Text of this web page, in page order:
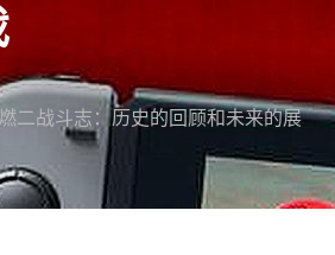
二战斗志：历史的回顾和未来的展